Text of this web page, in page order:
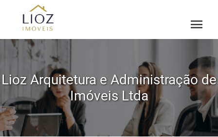
menu
Lioz Arquitetura e Administração de
Imóveis Ltda